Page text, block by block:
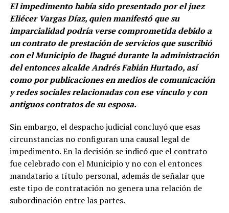
El impedimento había sido presentado por el juez
Eliécer Vargas Díaz, quien manifestó que su
imparcialidad podría verse comprometida debido a
un contrato de prestación de servicios que suscribió
con el Municipio de Ibagué durante la administración
del entonces alcalde Andrés Fabián Hurtado, así
como por publicaciones en medios de comunicación
y redes sociales relacionadas con ese vínculo y con
antiguos contratos de su esposa.
Sin embargo, el despacho judicial concluyó que esas
circunstancias no configuran una causal legal de
impedimento. En la decisión se indicó que el contrato
fue celebrado con el Municipio y no con el entonces
mandatario a título personal, además de señalar que
este tipo de contratación no genera una relación de
subordinación entre las partes.